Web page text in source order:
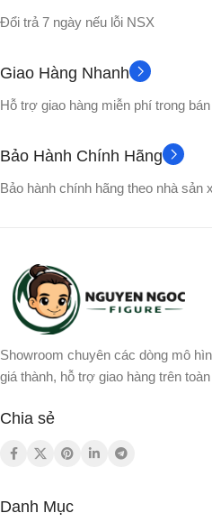
Đổi trả 7 ngày nếu lỗi NSX
Giao Hàng Nhanh
Hỗ trợ giao hàng miễn phí trong
Bảo Hành Chính Hãng
Bảo hành chính hãng theo nhà sản
Showroom chuyên các dòng mô
giá thành, hỗ trợ giao hàng trên
Chia sẻ
Danh Mục